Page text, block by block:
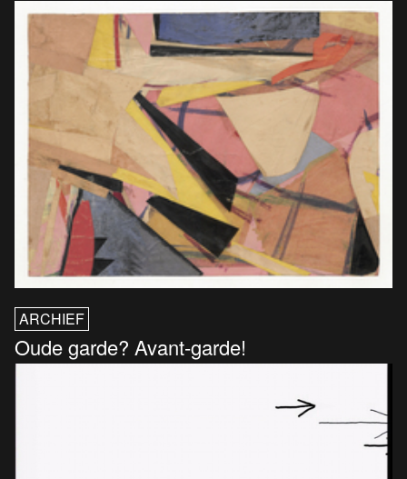
ARCHIEF
Oude garde? Avant-garde!